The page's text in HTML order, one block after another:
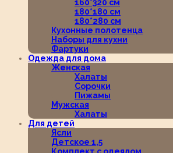
160*320 см
180*180 см
180*280 см
Кухонные полотенца
Наборы для кухни
Фартуки
Одежда для дома
Женская
Халаты
Сорочки
Пижамы
Мужская
Халаты
Для детей
Ясли
Детское 1,5